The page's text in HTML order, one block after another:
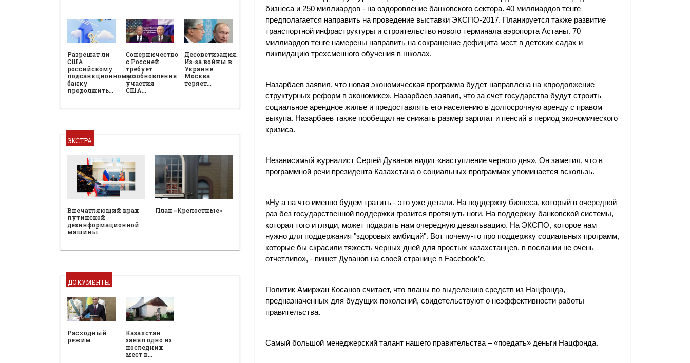
Разрешат ли
США
российскому
подсанкционному
банку
продолжить…
Соперничество
с Россией
требует
возобновления
участия
США…
Десоветизация.
Из-за войны в
Украине
Москва
теряет…
ЭКСТРА
Впечатляющий крах
путинской
дезинформационной
машины
План «Крепостные»
ДОКУМЕНТЫ
Расходный
режим
Казахстан
занял одно из
последних
мест в…
бизнеса и 250 миллиардов - на оздоровление банковского сектора. 40 миллиардов тенге
предполагается направить на проведение выставки ЭКСПО-2017. Планируется также развитие
транспортной инфраструктуры и строительство нового терминала аэропорта Астаны. 70
миллиардов тенге намерены направить на сокращение дефицита мест в детских садах и
ликвидацию трехсменного обучения в школах.
Назарбаев заявил, что новая экономическая программа будет направлена на «продолжение
структурных реформ в экономике». Назарбаев заявил, что за счет государства будут строить
социальное арендное жилье и предоставлять его населению в долгосрочную аренду с правом
выкупа. Назарбаев также пообещал не снижать размер зарплат и пенсий в период экономического
кризиса.
Независимый журналист Сергей Дуванов видит «наступление черного дня». Он заметил, что в
программной речи президента Казахстана о социальных программах упоминается вскользь.
«Ну а на что именно будем тратить - это уже детали. На поддержку бизнеса, который в очередной
раз без государственной поддержки грозится протянуть ноги. На поддержку банковской системы,
которая того и гляди, может подарить нам очередную девальвацию. На ЭКСПО, которое нам
нужно для поддержания "здоровых амбиций". Вот почему-то про поддержку социальных программ,
которые бы скрасили тяжесть черных дней для простых казахстанцев, в послании не очень
отчетливо», - пишет Дуванов на своей странице в Facebook’e.
Политик Амиржан Косанов считает, что планы по выделению средств из Нацфонда,
предназначенных для будущих поколений, свидетельствуют о неэффективности работы
правительства.
Самый большой менеджерский талант нашего правительства – «поедать» деньги Нацфонда.